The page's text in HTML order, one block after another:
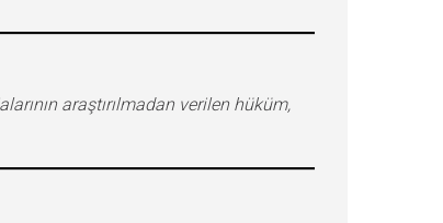
araştırılmadan verilen hüküm,